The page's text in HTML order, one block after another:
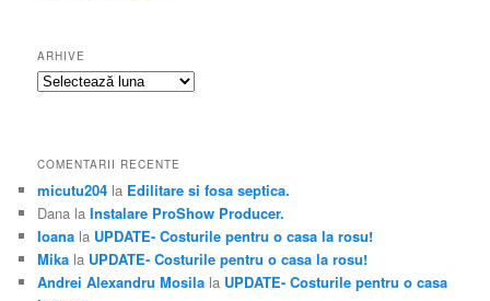
ARHIVE
Arhive
COMENTARII RECENTE
micutu204 la Edilitare si fosa septica.
Dana laInstalare ProShow Producer.
Ioana la UPDATE- Costurile pentru o casa la rosu!
Mika la UPDATE- Costurile pentru o casa la rosu!
Andrei Alexandru Mosila la UPDATE- Costurile pentru o casa